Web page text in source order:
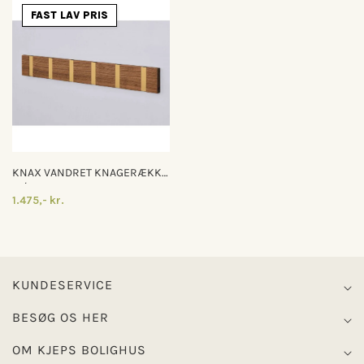
FAST LAV PRIS
KNAX VANDRET KNAGERÆKKE
M/6 KNAGER
1.475,- kr.
KUNDESERVICE
BESØG OS HER
OM KJEPS BOLIGHUS